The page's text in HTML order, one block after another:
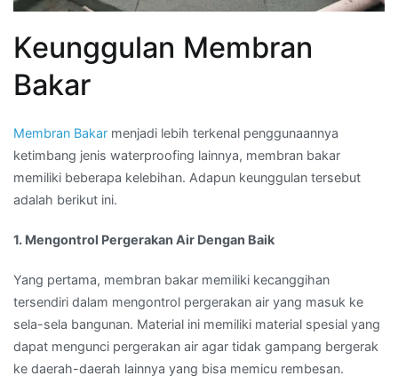
Keunggulan Membran
Bakar
Membran Bakar menjadi lebih terkenal penggunaannya
ketimbang jenis waterproofing lainnya, membran bakar
memiliki beberapa kelebihan. Adapun keunggulan tersebut
adalah berikut ini.
1. Mengontrol Pergerakan Air Dengan Baik
Yang pertama, membran bakar memiliki kecanggihan
tersendiri dalam mengontrol pergerakan air yang masuk ke
sela-sela bangunan. Material ini memiliki material spesial yang
dapat mengunci pergerakan air agar tidak gampang bergerak
ke daerah-daerah lainnya yang bisa memicu rembesan.